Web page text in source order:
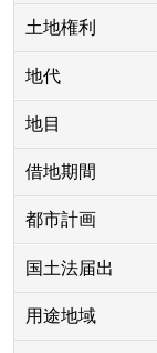
土地権利
地代
地目
借地期間
都市計画
国土法届出
用途地域